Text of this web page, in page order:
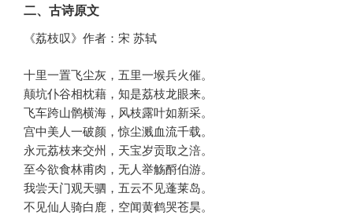
二、古诗原文
《荔枝叹》作者：宋 苏轼
十里一置飞尘灰，五里一堠兵火催。
颠坑仆谷相枕藉，知是荔枝龙眼来。
飞车跨山鹘横海，风枝露叶如新采。
宫中美人一破颜，惊尘溅血流千载。
永元荔枝来交州，天宝岁贡取之涪。
至今欲食林甫肉，无人举觞酹伯游。
我尝天门观天驷，五云不见蓬莱岛。
不见仙人骑白鹿，空闻黄鹤哭苍昊。